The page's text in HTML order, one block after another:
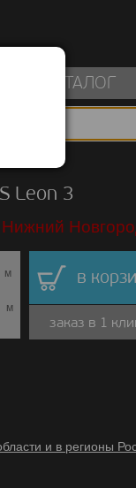
КАТАЛОГ
Leon 3
м
м
в
заказ в 1
и в регионы